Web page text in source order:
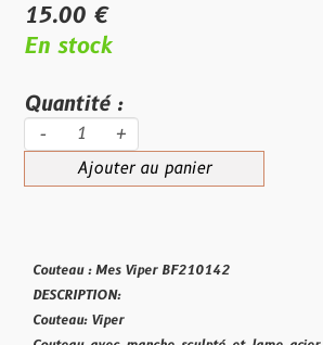
15.00 €
En stock
Quantité :
- +
Ajouter au panier
Couteau : Mes Viper BF210142
DESCRIPTION:
Couteau: Viper